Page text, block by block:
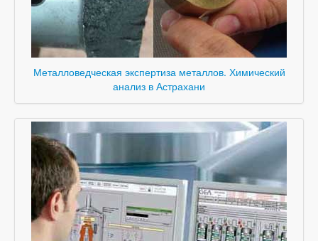
Металловедческая экспертиза металлов. Химический
анализ в Астрахани